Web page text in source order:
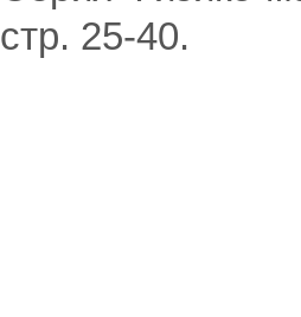
стр. 25-40.